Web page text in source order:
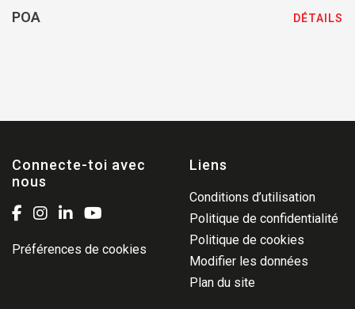
POA DÉTAILS
Connecte-toi avec
nous
Préférences de cookies
Liens
Conditions d’utilisation
Politique de confidentialité
Politique de cookies
Modifier les données
Plan du site